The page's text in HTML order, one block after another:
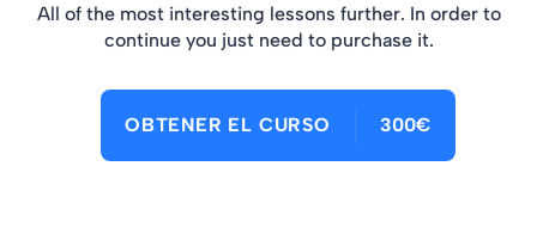
All of the most interesting lessons further. In order to
continue you just need to purchase it.
OBTENER EL CURSO 300€